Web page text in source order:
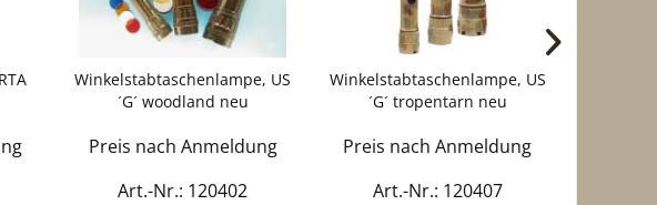
Winkelstabtaschenlampe, US
´G´ woodland neu
Preis nach Anmeldung
Art.-Nr.: 120402
Winkelstabtaschenlampe, US
´G´ tropentarn neu
Preis nach Anmeldung
Art.-Nr.: 120407